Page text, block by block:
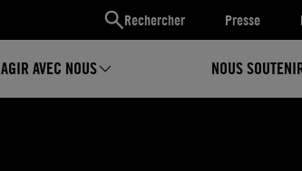
Rechercher Presse
AGIR AVEC NOUS NOUS